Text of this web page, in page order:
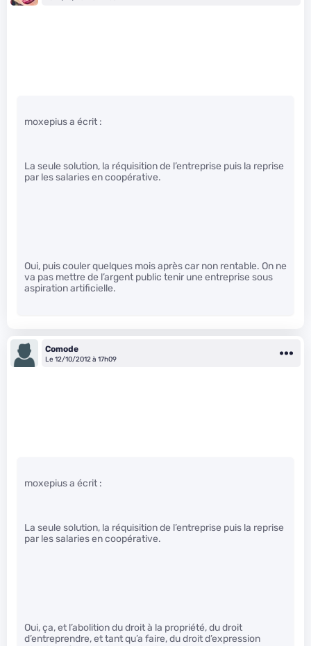
moxepius a écrit :
La seule solution, la réquisition de l’entreprise puis la reprise
par les salaries en coopérative.
Oui, puis couler quelques mois après car non rentable. On ne
va pas mettre de l’argent public tenir une entreprise sous
aspiration artificielle.
Comode
Le 12/10/2012 à 17h09
moxepius a écrit :
La seule solution, la réquisition de l’entreprise puis la reprise
par les salaries en coopérative.
Oui, ça, et l’abolition du droit à la propriété, du droit
d’entreprendre, et tant qu’a faire, du droit d’expression